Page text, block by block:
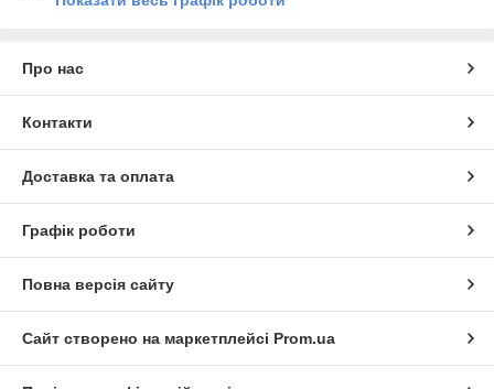
Про нас
Контакти
Доставка та оплата
Графік роботи
Повна версія сайту
Сайт створено на маркетплейсі Prom.ua